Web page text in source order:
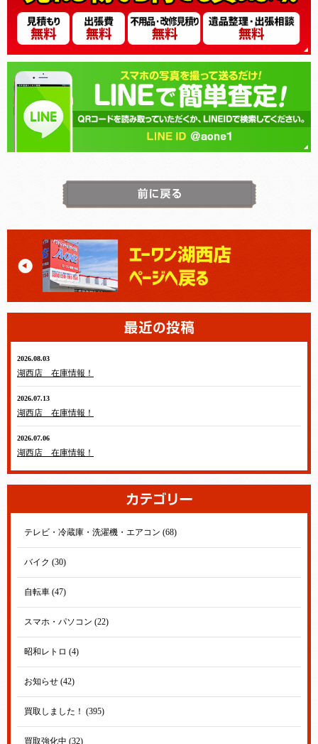
2026.08.03
湖西店 在庫情報！
2026.07.13
湖西店 在庫情報！
2026.07.06
湖西店 在庫情報！
テレビ・冷蔵庫・洗濯機・エアコン (68)
バイク (30)
自転車 (47)
スマホ・パソコン (22)
昭和レトロ (4)
お知らせ (42)
買取しました！ (395)
買取強化中 (32)